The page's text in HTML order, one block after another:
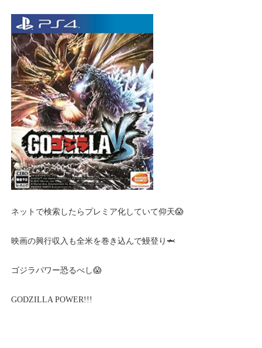
ネットで検索したらプレミア化していて仰天😱
映画の興行収入も全米を巻き込んで鰻登り🦈
ゴジラパワー恐るべし😱
GODZILLA POWER!!!